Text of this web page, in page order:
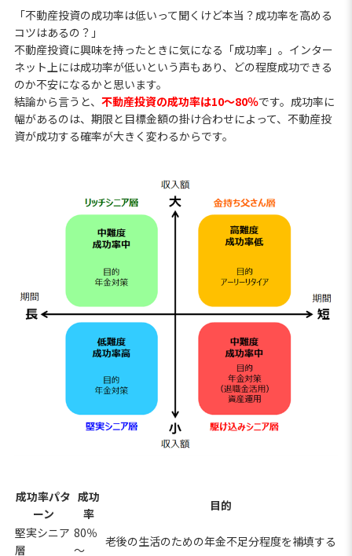
「不動産投資の成功率は低いって聞くけど本当？成功率を高める
コツはあるの？」
不動産投資に興味を持ったときに気になる「成功率」。インター
ネット上には成功率が低いという声もあり、どの程度成功できる
のか不安になるかと思います。
結論から言うと、 不動産投資の成功率は10～80％です。成功率に
幅があるのは、期限と目標金額の掛け合わせによって、不動産投
資が成功する確率が大きく変わるからです。
成功率パタ
ーン
成功
率
目的
堅実シニア
層
80％
～
老後の生活のための年金不足分程度を補填する